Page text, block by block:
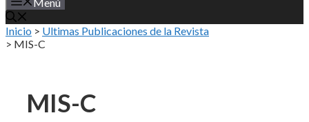
Inicio > Ultimas Publicaciones de la Revista
> MIS-C
MIS-C